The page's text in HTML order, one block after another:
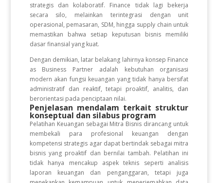
strategis dan kolaboratif. Finance tidak lagi bekerja
secara silo, melainkan terintegrasi dengan unit
operasional, pemasaran, SDM, hingga supply chain untuk
memastikan bahwa setiap keputusan bisnis memiliki
dasar finansial yang kuat.
Dengan demikian, latar belakang lahirnya konsep Finance
as Business Partner adalah kebutuhan organisasi
modern akan fungsi keuangan yang tidak hanya bersifat
administratif dan reaktif, tetapi proaktif, analitis, dan
berorientasi pada penciptaan nilai.
Penjelasan mendalam terkait struktur
konseptual dan silabus program
Pelatihan Keuangan sebagai Mitra Bisnis dirancang untuk
membekali para profesional keuangan dengan
kompetensi strategis agar dapat bertindak sebagai mitra
bisnis yang proaktif dan bernilai tambah. Pelatihan ini
tidak hanya mencakup aspek teknis seperti analisis
laporan keuangan dan penganggaran, tetapi juga